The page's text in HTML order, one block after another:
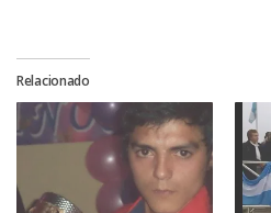
Relacionado